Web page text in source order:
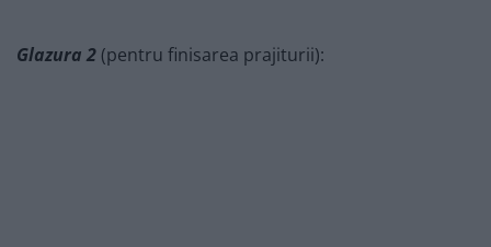
Glazura 2 (pentru finisarea prajiturii):